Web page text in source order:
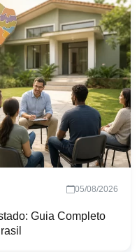
05/08/2026
Guia Completo